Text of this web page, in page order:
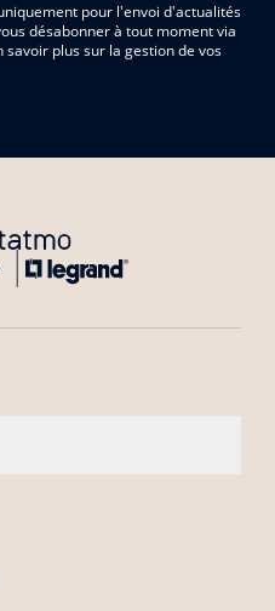
pour l'envoi d'actualités
désabonner à tout moment via
savoir plus sur la gestion de vos